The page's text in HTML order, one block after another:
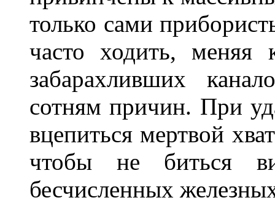
только сами
часто ходить, меняя
забарахливших
сотням причин. При
вцепиться мертвой
чтобы не биться
бесчисленных